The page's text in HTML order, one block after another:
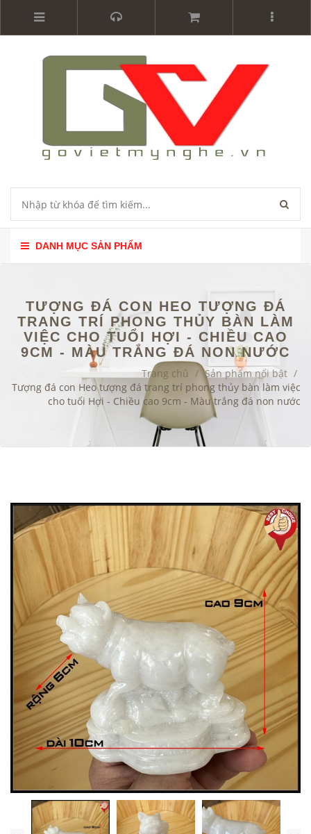
DANH MỤC SẢN PHẨM
TƯỢNG ĐÁ CON HEO TƯỢNG ĐÁ
TRANG TRÍ PHONG THỦY BÀN LÀM
VIỆC CHO TUỔI HỢI - CHIỀU CAO
9CM - MÀU TRẮNG ĐÁ NON NƯỚC
Trang chủ / Sản phẩm nổi bật /
Tượng đá con Heo tượng đá trang trí phong thủy bàn làm việc
cho tuổi Hợi - Chiều cao 9cm - Màu trắng đá non nước